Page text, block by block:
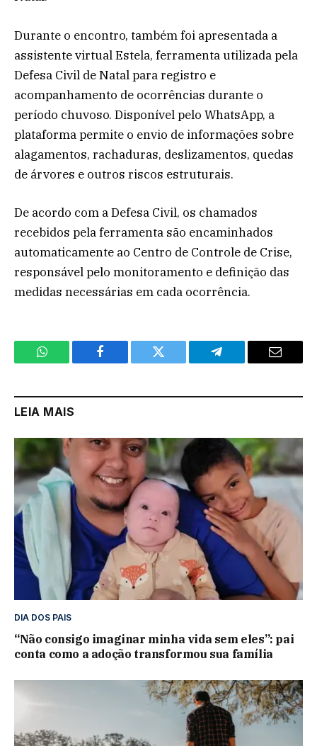
Durante o encontro, também foi apresentada a
assistente virtual Estela, ferramenta utilizada pela
Defesa Civil de Natal para registro e
acompanhamento de ocorrências durante o
período chuvoso. Disponível pelo WhatsApp, a
plataforma permite o envio de informações sobre
alagamentos, rachaduras, deslizamentos, quedas
de árvores e outros riscos estruturais.
De acordo com a Defesa Civil, os chamados
recebidos pela ferramenta são encaminhados
automaticamente ao Centro de Controle de Crise,
responsável pelo monitoramento e definição das
medidas necessárias em cada ocorrência.
WhatsApp Facebook Twitter Telegram Email
LEIA MAIS
DIA DOS PAIS
“Não consigo imaginar minha vida sem eles”: pai
conta como a adoção transformou sua família